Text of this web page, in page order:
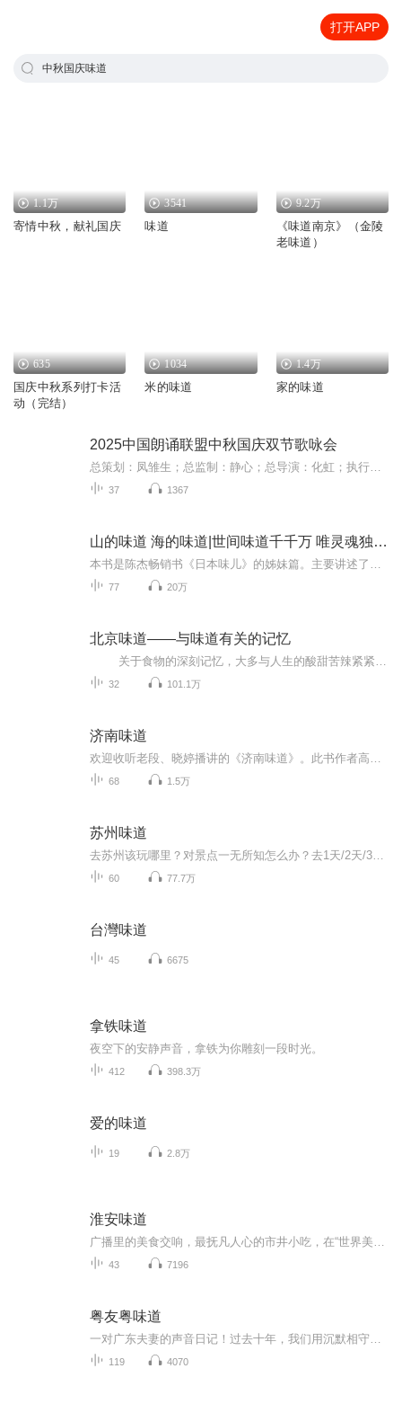
打开APP
中秋国庆味道
1.1万
寄情中秋，献礼国庆
3541
味道
9.2万
《味道南京》（金陵
老味道）
635
国庆中秋系列打卡活
动（完结）
1034
米的味道
1.4万
家的味道
2025中国朗诵联盟中秋国庆双节歌咏会
37 1367
山的味道 海的味道|世间味道千千万 唯灵魂独一无二
77 20万
北京味道——与味道有关的记忆
32 101.1万
济南味道
68 1.5万
苏州味道
60 77.7万
台灣味道
45 6675
拿铁味道
夜空下的安静声音，拿铁为你雕刻一段时光。
412 398.3万
爱的味道
19 2.8万
淮安味道
43 7196
粤友粤味道
119 4070